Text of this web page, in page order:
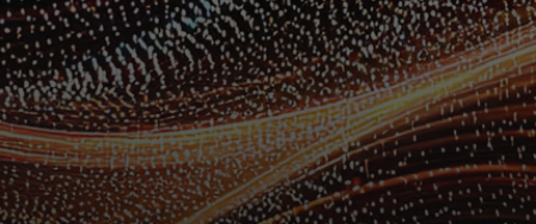
Noticias y tendencias